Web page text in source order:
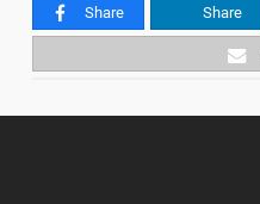
Share Share